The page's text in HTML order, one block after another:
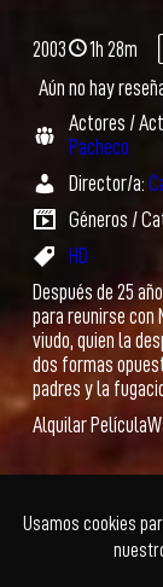
2003
1h 28m
Aún no hay
Actores /
Pacheco
Director/a:
Géneros /
HD
Después de 25
para reunirse con
viudo, quien la
dos formas
padres y la
Alquilar Película